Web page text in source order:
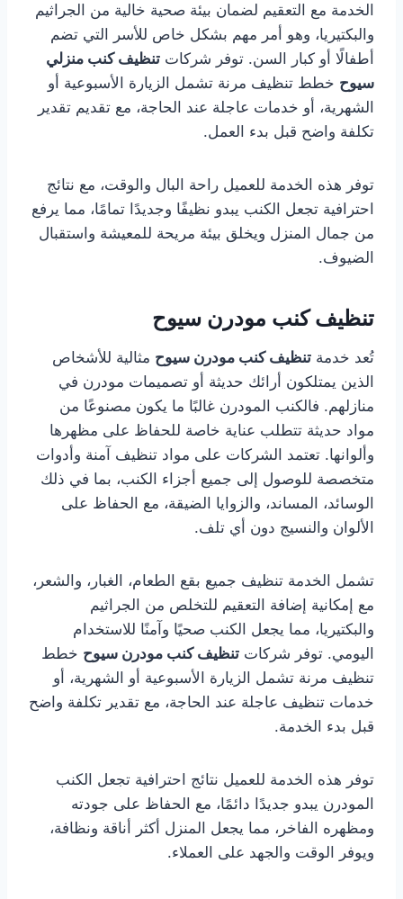
الخدمة مع التعقيم لضمان بيئة صحية خالية من الجراثيم
والبكتيريا، وهو أمر مهم بشكل خاص للأسر التي تضم
أطفالًا أو كبار السن. توفر شركات تنظيف كنب منزلي
سيوح خطط تنظيف مرنة تشمل الزيارة الأسبوعية أو
الشهرية، أو خدمات عاجلة عند الحاجة، مع تقديم تقدير
تكلفة واضح قبل بدء العمل.
توفر هذه الخدمة للعميل راحة البال والوقت، مع نتائج
احترافية تجعل الكنب يبدو نظيفًا وجديدًا تمامًا، مما يرفع
من جمال المنزل ويخلق بيئة مريحة للمعيشة واستقبال
الضيوف.
تنظيف كنب مودرن سيوح
تُعد خدمة تنظيف كنب مودرن سيوح مثالية للأشخاص
الذين يمتلكون أرائك حديثة أو تصميمات مودرن في
منازلهم. فالكنب المودرن غالبًا ما يكون مصنوعًا من
مواد حديثة تتطلب عناية خاصة للحفاظ على مظهرها
وألوانها. تعتمد الشركات على مواد تنظيف آمنة وأدوات
متخصصة للوصول إلى جميع أجزاء الكنب، بما في ذلك
الوسائد، المساند، والزوايا الضيقة، مع الحفاظ على
الألوان والنسيج دون أي تلف.
تشمل الخدمة تنظيف جميع بقع الطعام، الغبار، والشعر،
مع إمكانية إضافة التعقيم للتخلص من الجراثيم
والبكتيريا، مما يجعل الكنب صحيًا وآمنًا للاستخدام
اليومي. توفر شركات تنظيف كنب مودرن سيوح خطط
تنظيف مرنة تشمل الزيارة الأسبوعية أو الشهرية، أو
خدمات تنظيف عاجلة عند الحاجة، مع تقدير تكلفة واضح
قبل بدء الخدمة.
توفر هذه الخدمة للعميل نتائج احترافية تجعل الكنب
المودرن يبدو جديدًا دائمًا، مع الحفاظ على جودته
ومظهره الفاخر، مما يجعل المنزل أكثر أناقة ونظافة،
ويوفر الوقت والجهد على العملاء.